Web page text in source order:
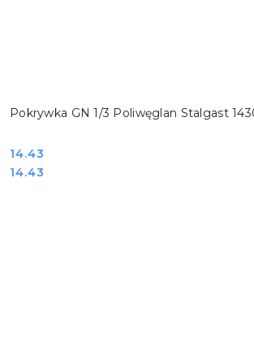
Pokrywka GN 1/3 Poliwęglan Stalgast
Cena:
14.43
Cena:
14.43